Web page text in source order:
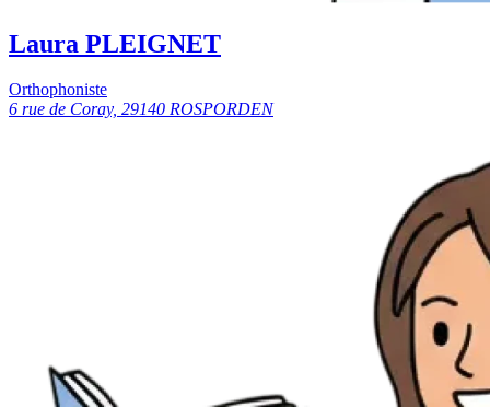
Laura PLEIGNET
Orthophoniste
6 rue de Coray, 29140 ROSPORDEN